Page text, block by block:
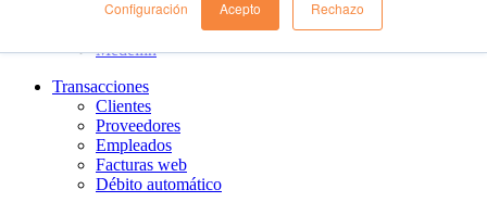
Configuración Acepto Rechazo
Bogotá
Medellin
Transacciones
Clientes
Proveedores
Empleados
Facturas web
Débito automático